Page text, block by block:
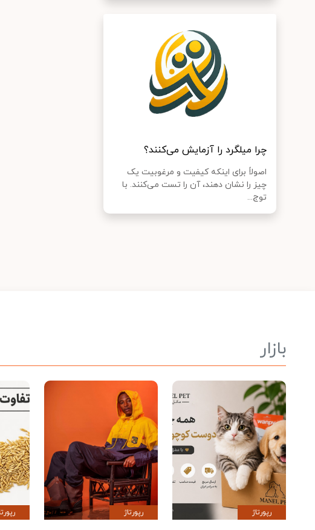
چرا میلگرد را آزمایش می‌کنند؟
اصولاً برای اینکه کیفیت و مرغوبیت یک
چیز را نشان دهند، آن را تست می‌کنند. با
توج...
بازار
رپورتاژ رپورتاژ